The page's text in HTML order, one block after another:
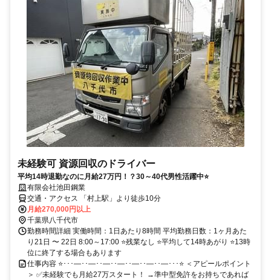
未経験可 資源回収のドライバー
平均14時退勤なのに月給27万円！？30～40代男性活躍中⭐
有限会社池田鋼業
交通・アクセス 「村上駅」より徒歩10分
月給270,000円以上
千葉県八千代市
勤務時間詳細 実働時間：1日あたり8時間 平均勤務日数：1ヶ月あた
り21日 〜 22日 8:00～17:00 ⭐残業なし ⭐平均して14時あがり ⭐13時
位に終了する場合もあります
仕事内容 ⭐･･･―･･―･･―･･―･･―･･―･･―･･･⭐ ＜アピールポイント
＞ ✅未経験でも月給27万スタート！ →準中型免許をお持ちであれば